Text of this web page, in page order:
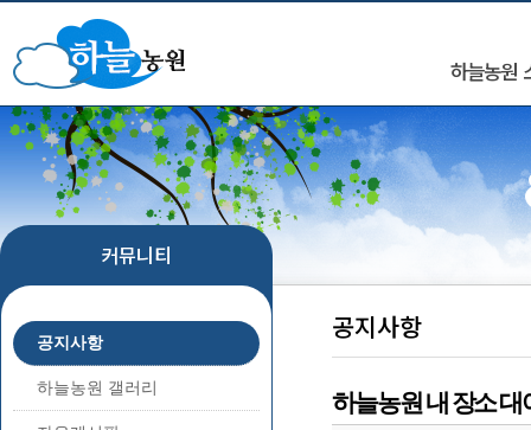
하늘농원
커뮤니티
공지사항
하늘농원 갤러리
공지사항
하늘농원 내 장소 대